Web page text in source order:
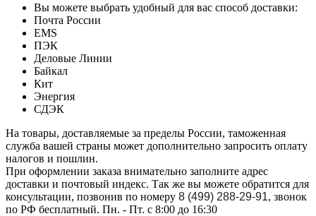
Вы можете выбрать удобный для вас способ доставки:
Почта России
EMS
ПЭК
Деловые Линии
Байкал
Кит
Энергия
СДЭК
На товары, доставляемые за пределы России, таможенная
служба вашей страны может дополнительно запросить оплату
налогов и пошлин.
При оформлении заказа внимательно заполните адрес
доставки и почтовый индекс. Так же вы можете обратится для
консультации, позвонив по номеру 8 (499) 288-29-91, звонок
по РФ бесплатный. Пн. - Пт. с 8:00 до 16:30